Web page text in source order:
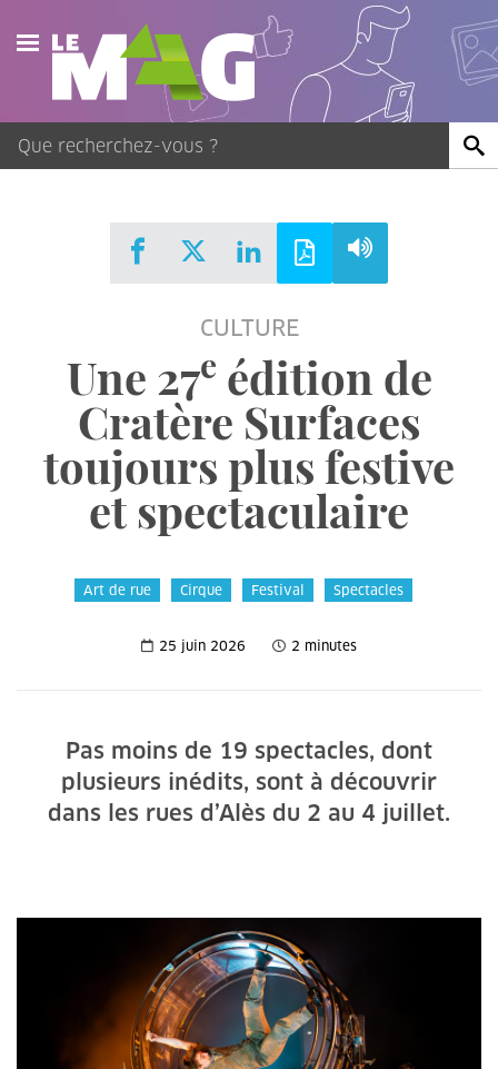
Actualités
Agenda
Publications
CULTURE
Une 27e édition de
Cratère Surfaces
toujours plus festive
et spectaculaire
Art de rue Cirque Festival Spectacles
25 juin 2026 2 minutes
Pas moins de 19 spectacles, dont
plusieurs inédits, sont à découvrir
dans les rues d’Alès du 2 au 4 juillet.